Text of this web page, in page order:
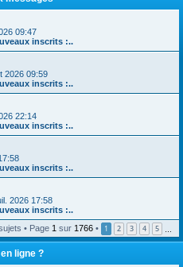
09:47
inscrits :..
2026 09:59
inscrits :..
22:14
inscrits :..
inscrits :..
2026 17:58
inscrits :..
• Page 1 sur 1766 • 1 2 3 4 5
ligne ?